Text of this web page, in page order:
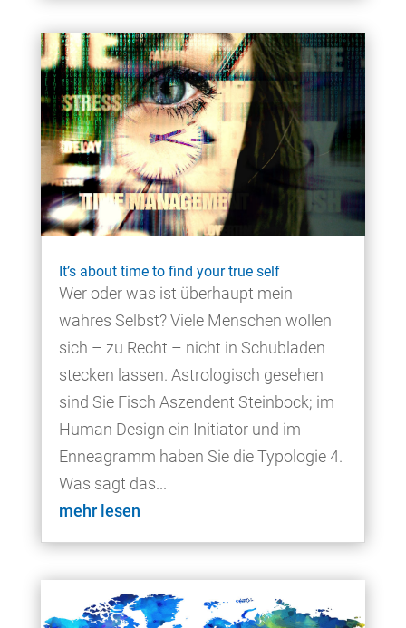
It’s about time to find your true self
Wer oder was ist überhaupt mein
wahres Selbst? Viele Menschen wollen
sich – zu Recht – nicht in Schubladen
stecken lassen. Astrologisch gesehen
sind Sie Fisch Aszendent Steinbock; im
Human Design ein Initiator und im
Enneagramm haben Sie die Typologie 4.
Was sagt das...
mehr lesen